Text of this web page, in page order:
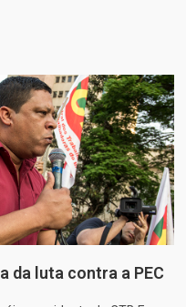
da luta contra a PEC